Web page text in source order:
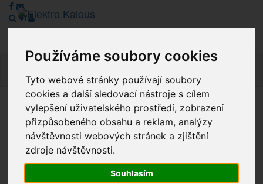
Používáme soubory cookies
Tyto webové stránky používají soubory
cookies a další sledovací nástroje s cílem
vylepšení uživatelského prostředí, zobrazení
přizpůsobeného obsahu a reklam, analýzy
návštěvnosti webových stránek a zjištění
zdroje návštěvnosti.
Souhlasím
Vážení zákazníci, v tuto chvíli je Náš internetový obchod v
režimu Katalogu. Objednávky on-line nyní nelze vyřídit.
Děkujeme za pochopení.